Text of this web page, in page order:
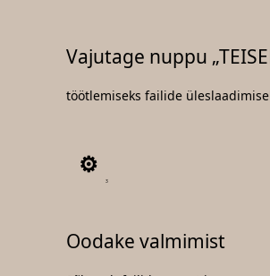
Vajutage nuppu
töötlemiseks failide
3
Oodake valmimist